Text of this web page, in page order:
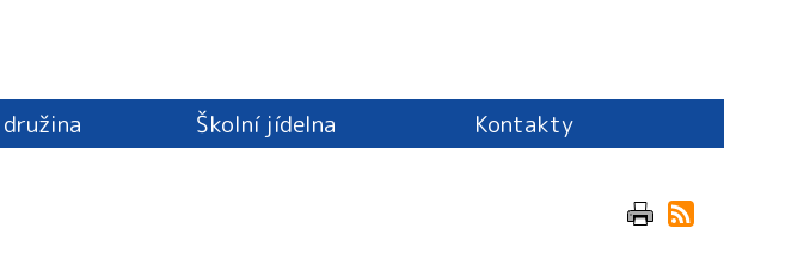
Školní jídelna Kontakty